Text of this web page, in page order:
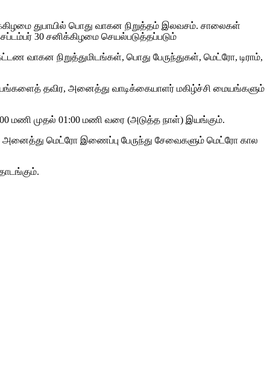
துபாயில் பொது வாகன நிறுத்தம் இலவசம். சாலைகள்
30 சனிக்கிழமை செயல்படுத்தப்படும்
வாகன நிறுத்துமிடங்கள், பொது பேருந்துகள், மெட்ரோ, டிராம்,
தவிர, அனைத்து வாடிக்கையாளர் மகிழ்ச்சி மையங்களும்
மணி முதல் 01:00 மணி வரை (அடுத்த நாள்) இயங்கும்.
அனைத்து மெட்ரோ இணைப்பு பேருந்து சேவைகளும் மெட்ரோ கால